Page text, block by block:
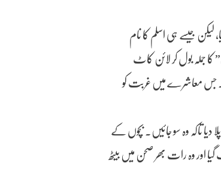
جیسے ہی اسلم کا نام
کا جملہ بول کر لائن کاٹ
جس معاشرے میں غربت کو
دیا تاکہ وہ سو جائیں۔ بچوں کے
گیا اور وہ رات بھر صحن میں بیٹھ